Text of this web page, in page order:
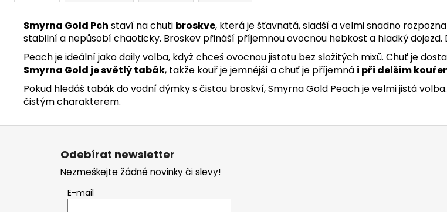
Smyrna Gold Pch staví na chuti broskve, která je šťavnatá, sladší a velmi snadno
stabilní a nepůsobí chaoticky. Broskev přináší příjemnou ovocnou hebkost a hladký
Peach je ideální jako daily volba, když chceš ovocnou jistotu bez složitých mixů. Chuť je
Smyrna Gold je světlý tabák, takže kouř je jemnější a chuť je příjemná i při delším
Pokud hledáš tabák do vodní dýmky s čistou broskví, Smyrna Gold Peach je velmi jistá
čistým charakterem.
Z
Odebírat newsletter
Nezmeškejte žádné novinky či slevy!
E-mail